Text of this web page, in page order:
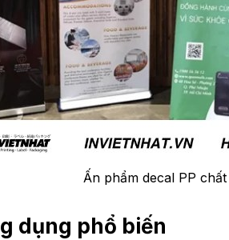
Ấn phẩm decal PP
dụng phổ biến